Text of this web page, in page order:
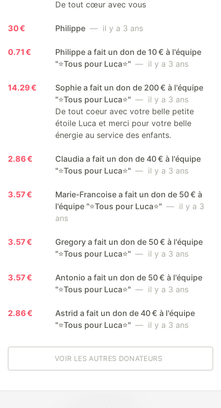
De tout cœur avec vous
30 € Philippe — il y a 3 ans
0.71 €
Philippe a fait un don de 10 € à l'équipe
"⭐️Tous pour Luca⭐️" — il y a 3 ans
14.29 €
Sophie a fait un don de 200 € à l'équipe
"⭐️Tous pour Luca⭐️" — il y a 3 ans
De tout coeur avec votre belle petite
étoile Luca et merci pour votre belle
énergie au service des enfants.
2.86 €
Claudia a fait un don de 40 € à l'équipe
"⭐️Tous pour Luca⭐️" — il y a 3 ans
3.57 €
Marie-Francoise a fait un don de 50 € à
l'équipe "⭐️Tous pour Luca⭐️" — il y a 3
ans
3.57 €
Gregory a fait un don de 50 € à l'équipe
"⭐️Tous pour Luca⭐️" — il y a 3 ans
3.57 €
Antonio a fait un don de 50 € à l'équipe
"⭐️Tous pour Luca⭐️" — il y a 3 ans
2.86 €
Astrid a fait un don de 40 € à l'équipe
"⭐️Tous pour Luca⭐️" — il y a 3 ans
VOIR LES AUTRES DONATEURS